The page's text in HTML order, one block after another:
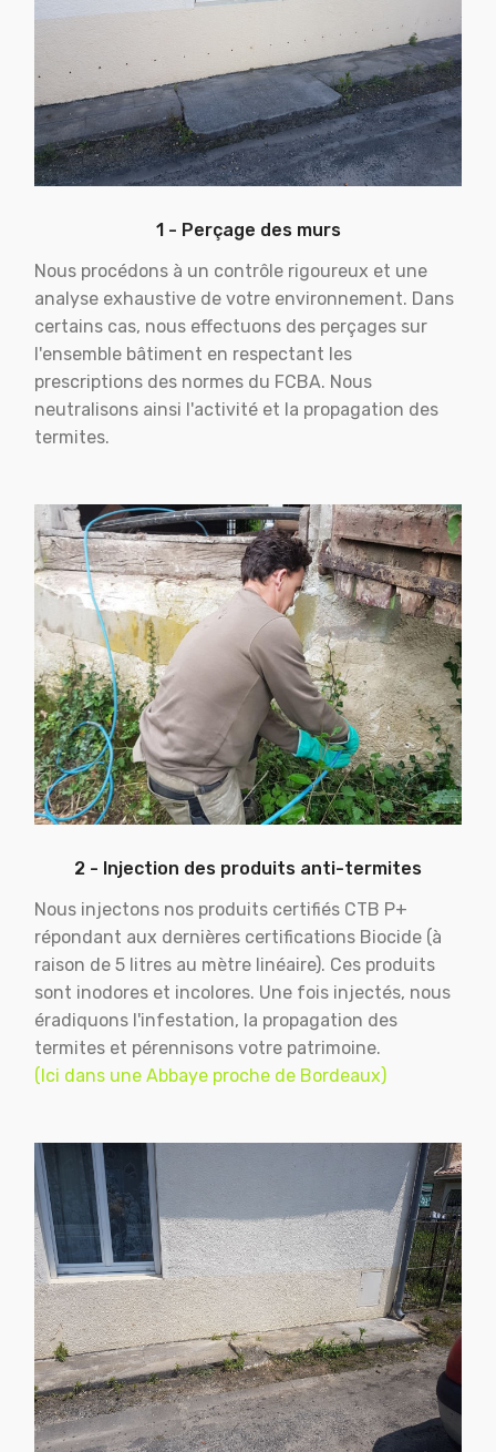
1 - Perçage des murs
Nous procédons à un contrôle rigoureux et une
analyse exhaustive de votre environnement. Dans
certains cas, nous effectuons des perçages sur
l'ensemble bâtiment en respectant les
prescriptions des normes du FCBA. Nous
neutralisons ainsi l'activité et la propagation des
termites.
2 - Injection des produits anti-termites
Nous injectons nos produits certifiés CTB P+
répondant aux dernières certifications Biocide (à
raison de 5 litres au mètre linéaire). Ces produits
sont inodores et incolores. Une fois injectés, nous
éradiquons l'infestation, la propagation des
termites et pérennisons votre patrimoine.
(Ici dans une Abbaye proche de Bordeaux)